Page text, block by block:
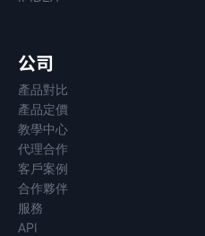
公司
產品對比
產品定價
教學中心
代理合作
客戶案例
合作夥伴
服務
API